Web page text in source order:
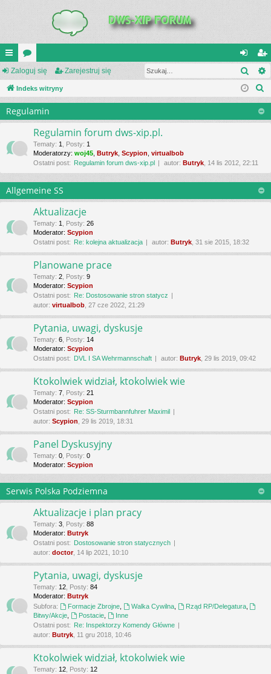
UI
C
K
_L
IN
or
a
al
og
si
ar
ej
es
tru
Zaloguj się Zarejestruj się
Indeks witryny
Regulamin
Regulamin forum dws-xip.pl.
Tematy: 1 Posty: 1
Moderatorzy: woj45 Butryk Scypion virtualbob
Ostatni post: Regulamin forum dws-xip.pl autor: Butryk , 14 lis 2012, 22:11
Allgemeine SS
Aktualizacje
Tematy: 1 Posty: 26
Moderator: Scypion
Ostatni post: Re: kolejna aktualizacja autor: Butryk , 31 sie 2015, 18:32
Planowane prace
Tematy: 2 Posty: 9
Moderator: Scypion
Ostatni post: Re: Dostosowanie stron statycz
autor: virtualbob , 27 cze 2022, 21:29
Pytania, uwagi, dyskusje
Tematy: 6 Posty: 14
Moderator: Scypion
Ostatni post: DVL I SA Wehrmannschaft autor: Butryk , 29 lis 2019, 09:42
Ktokolwiek widział, ktokolwiek wie
Tematy: 7 Posty: 21
Moderator: Scypion
Ostatni post: Re: SS-Sturmbannfuhrer Maximil
autor: Scypion , 29 lis 2019, 18:31
Panel Dyskusyjny
Tematy: 0 Posty: 0
Moderator: Scypion
Serwis Polska Podziemna
Aktualizacje i plan pracy
Tematy: 3 Posty: 88
Moderator: Butryk
Ostatni post: Dostosowanie stron statycznych
autor: doctor, 14 lip 2021, 10:10
Pytania, uwagi, dyskusje
Tematy: 12 Posty: 84
Moderator: Butryk
Subfora:
Formacje Zbrojne, Walka Cywilna, Rząd RP/Delegatura,
Bitwy/Akcje
Postacie,
Inne
Ostatni post: Re: Inspektorzy Komendy Główne
autor: Butryk , 11 gru 2018, 10:46
Ktokolwiek widział, ktokolwiek wie
Tematy: 12 Posty: 12